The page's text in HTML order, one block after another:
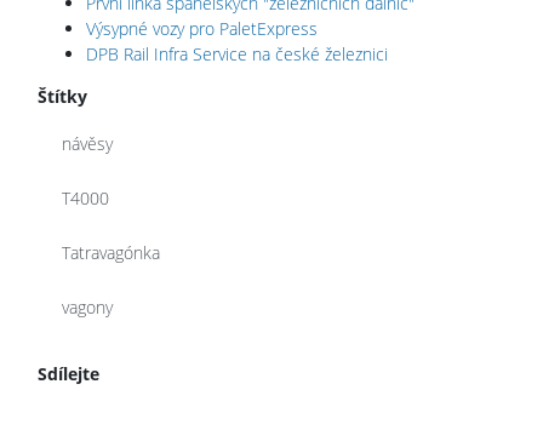
Výsypné vozy pro PaletExpress
DPB Rail Infra Service na české železnici
Štítky
návěsy
T4000
Tatravagónka
vagony
Sdílejte